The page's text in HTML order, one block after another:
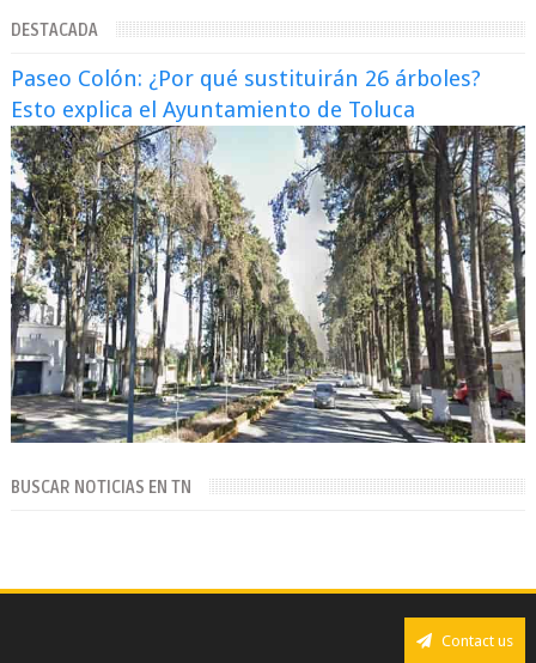
DESTACADA
Paseo Colón: ¿Por qué sustituirán 26 árboles?
Esto explica el Ayuntamiento de Toluca
BUSCAR NOTICIAS EN TN
Contact us